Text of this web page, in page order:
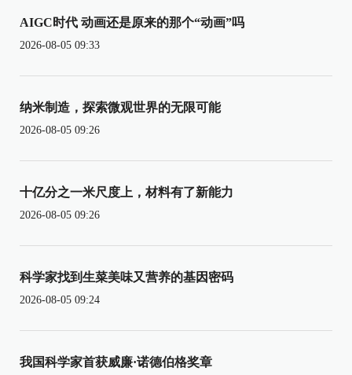
AIGC时代 动画还是原来的那个“动画”吗
2026-08-05 09:33
纳米制造，探索微观世界的无限可能
2026-08-05 09:26
十亿分之一米尺度上，材料有了新能力
2026-08-05 09:26
科学家找到生菜美味又营养的基因密码
2026-08-05 09:24
我国科学家首获威廉·诺德伯格奖章